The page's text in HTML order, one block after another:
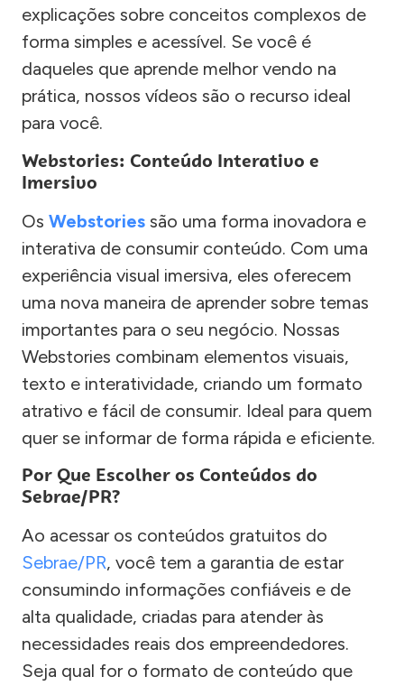
explicações sobre conceitos complexos de
forma simples e acessível. Se você é
daqueles que aprende melhor vendo na
prática, nossos vídeos são o recurso ideal
para você.
Webstories: Conteúdo Interativo e
Imersivo
Os Webstories são uma forma inovadora e
interativa de consumir conteúdo. Com uma
experiência visual imersiva, eles oferecem
uma nova maneira de aprender sobre temas
importantes para o seu negócio. Nossas
Webstories combinam elementos visuais,
texto e interatividade, criando um formato
atrativo e fácil de consumir. Ideal para quem
quer se informar de forma rápida e eficiente.
Por Que Escolher os Conteúdos do
Sebrae/PR?
Ao acessar os conteúdos gratuitos do
Sebrae/PR, você tem a garantia de estar
consumindo informações confiáveis e de
alta qualidade, criadas para atender às
necessidades reais dos empreendedores.
Seja qual for o formato de conteúdo que